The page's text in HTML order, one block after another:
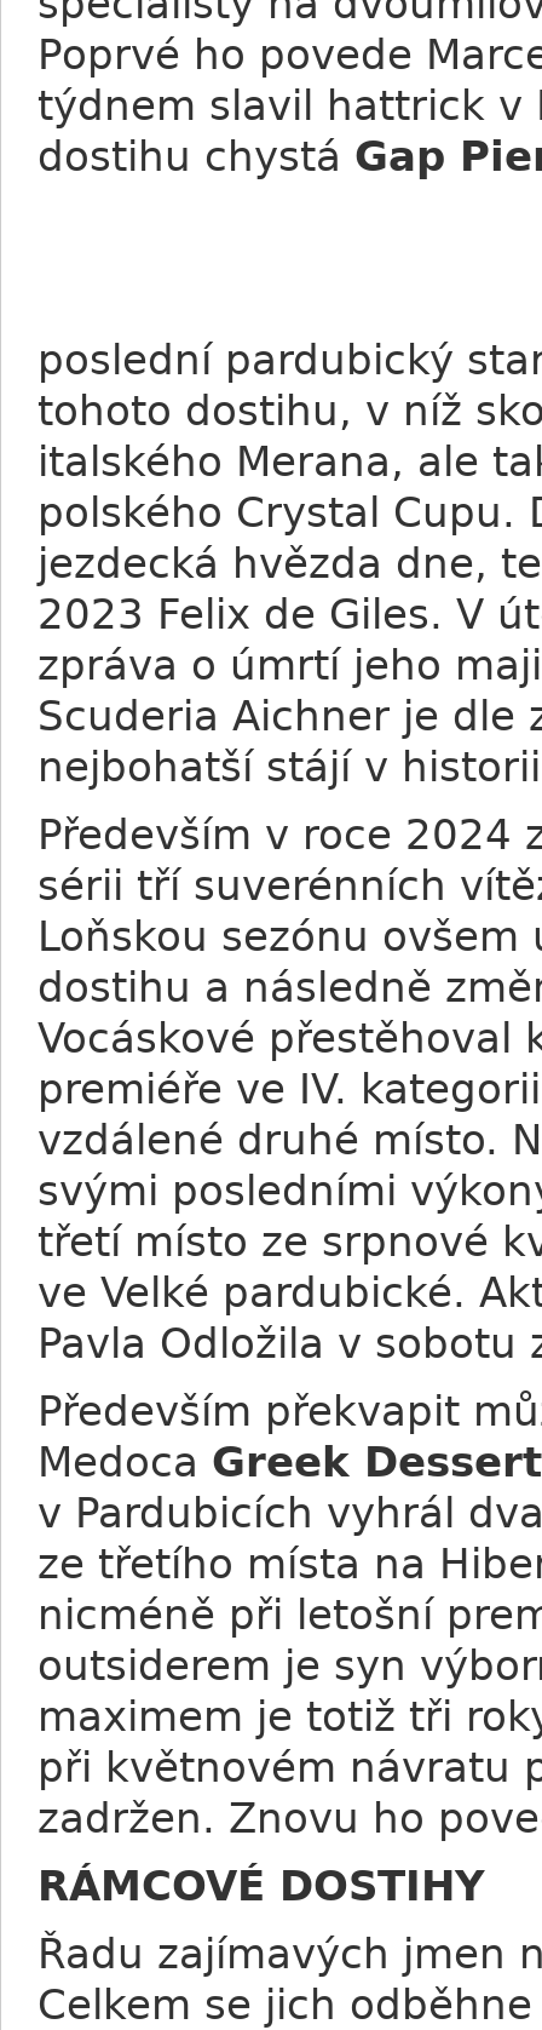
Poprvé ho povede
týdnem slavil hattrick v
dostihu chystá Gap
poslední pardubický
tohoto dostihu, v níž
italského Merana, ale
polského Crystal Cupu.
jezdecká hvězda dne,
2023 Felix de Giles. V
zpráva o úmrtí jeho
Scuderia Aichner je dle
nejbohatší stájí v
Především v roce 2024
sérii tří suverénních
Loňskou sezónu
dostihu a následně
Vocáskové přestěhoval
premiéře ve IV.
vzdálené druhé místo.
svými posledními
třetí místo ze srpnové
ve Velké pardubické.
Pavla Odložila v sobotu
Především překvapit
Medoca Greek Dessert
v Pardubicích vyhrál
ze třetího místa na
nicméně při letošní
outsiderem je syn
maximem je totiž tři
při květnovém návratu
zadržen. Znovu ho
RÁMCOVÉ DOSTIHY
Řadu zajímavých jmen
Celkem se jich